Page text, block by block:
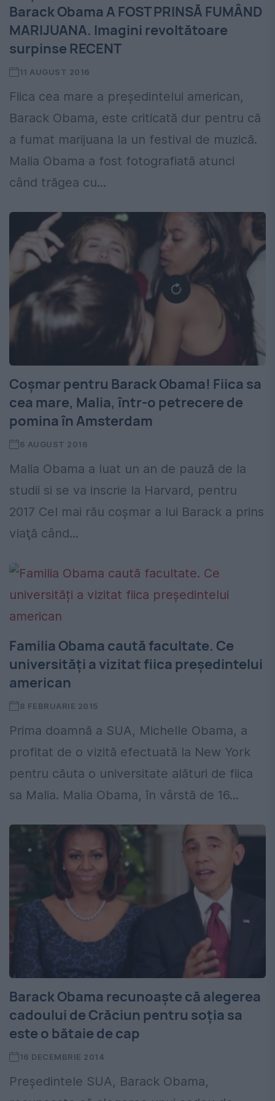
Barack Obama A FOST PRINSĂ FUMÂND
MARIJUANA. Imagini revoltătoare
surpinse RECENT
11 AUGUST 2016
Fiica cea mare a președintelui american,
Barack Obama, este criticată dur pentru că
a fumat marijuana la un festival de muzică.
Malia Obama a fost fotografiată atunci
când trăgea cu...
Coşmar pentru Barack Obama! Fiica sa
cea mare, Malia, într-o petrecere de
pomina în Amsterdam
6 AUGUST 2016
Malia Obama a luat un an de pauză de la
studii si se va inscrie la Harvard, pentru
2017 Cel mai rău coșmar a lui Barack a prins
viaţă când...
Familia Obama caută facultate. Ce
universități a vizitat fiica președintelui
american
8 FEBRUARIE 2015
Prima doamnă a SUA, Michelle Obama, a
profitat de o vizită efectuată la New York
pentru căuta o universitate alături de fiica
sa Malia. Malia Obama, în vârstă de 16...
Barack Obama recunoaşte că alegerea
cadoului de Crăciun pentru soţia sa
este o bătaie de cap
16 DECEMBRIE 2014
Preşedintele SUA, Barack Obama,